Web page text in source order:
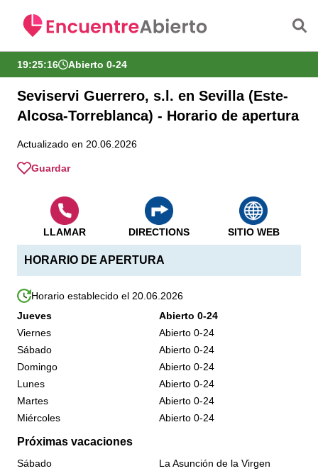
19:25:17 Abierto 0-24
Seviservi Guerrero, s.l. en Sevilla (Este-
Alcosa-Torreblanca) - Horario de apertura
Actualizado en 20.06.2026
Guardar
HORARIO DE APERTURA
Horario establecido el 20.06.2026
Jueves
Abierto 0-24
Viernes
Abierto 0-24
Sábado
Abierto 0-24
Domingo
Abierto 0-24
Lunes
Abierto 0-24
Martes
Abierto 0-24
Miércoles
Abierto 0-24
Próximas vacaciones
Sábado
La Asunción de la Virgen
LLAMAR DIRECTIONS SITIO WEB